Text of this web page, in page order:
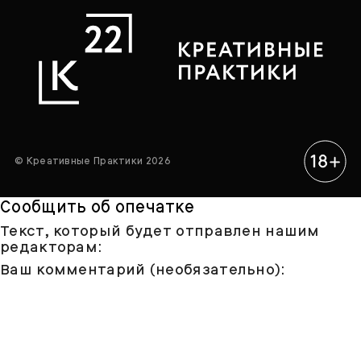
© Креативные Практики 2026
Сообщить об опечатке
Текст, который будет отправлен нашим
редакторам:
Ваш комментарий (необязательно):